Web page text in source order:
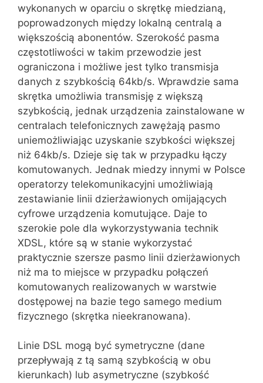
wykonanych w oparciu o skrętkę miedzianą,
poprowadzonych między lokalną centralą a
większością abonentów. Szerokość pasma
częstotliwości w takim prze‌wodzie jest
ograniczona i możliwe jest tylko transmisja
danych z szybkością 64kb/s. Wprawdzie sama
skrętka umożliwia transmisję z większą
szybkością, jednak urządzenia zainstalowane w
centralach telefonicz‌nych zawężają pasmo
uniemożliwiając uzyskanie szybkości większej
niż 64kb/s. Dzieje się tak w przypadku łączy
komutowanych. Jednak miedzy innymi w Polsce
operatorzy telekomunikacyjni umożliwiają
zestawianie linii dzierżawionych omijających
cyfrowe urządzenia komutujące. Daje to
szerokie pole dla wykorzystywania technik
XDSL, które są w stanie wykorzystać
praktycznie szersze pasmo linii dzierżawionych
niż ma to miejsce w przypadku połączeń
komutowanych realizowanych w warstwie
dostępowej na bazie tego samego medium
fizycznego (skrętka nieekranowana).
Linie DSL mogą być symetryczne (dane
przepływają z tą samą szybkością w obu
kierunkach) lub asymetryczne (szybkość